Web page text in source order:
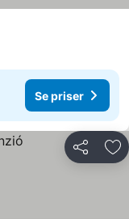
Se priser
Dela